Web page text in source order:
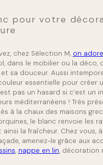
pour votre
chez Sélection M, on
dans le mobilier ou la déco,
sa douceur. Aussi
essentielle pour créer
pas un hasard si c’est un
méditerranéens ! Très
à la chaux des maisons
le blanc renvoie les
ainsi la fraîcheur. Chez vous,
amenez-le grâce aux
, nappe en lin, décoration